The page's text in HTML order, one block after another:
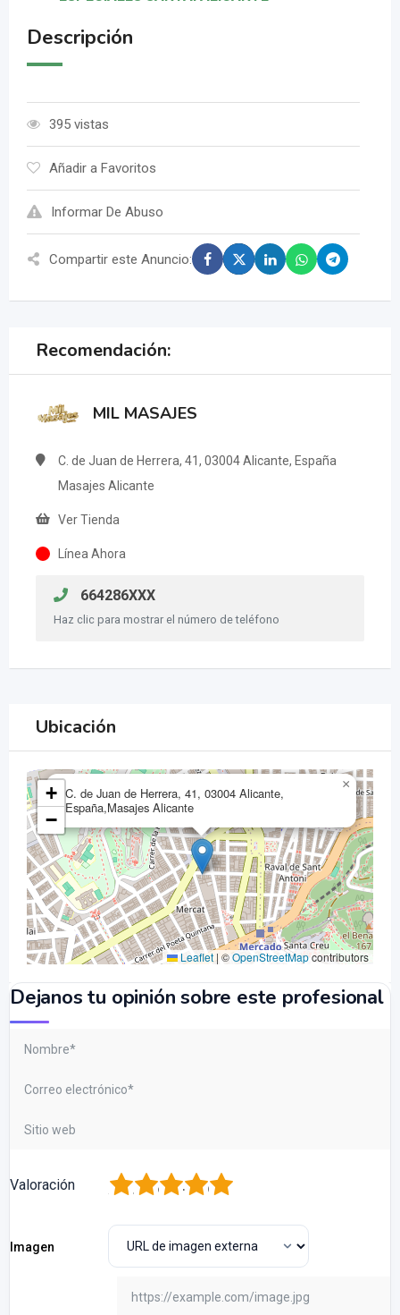
Descripción
395 vistas
Añadir a Favoritos
Informar De Abuso
Compartir este Anuncio:
Recomendación:
MIL MASAJES
C. de Juan de Herrera, 41, 03004 Alicante, España
Masajes Alicante
Ver Tienda
Línea Ahora
664286XXX
Haz clic para mostrar el número de teléfono
Ubicación
C. de Juan de Herrera, 41, 03004 Alicante,
España,Masajes Alicante
×
+
−
Leaflet | ©OpenStreetMapcontributors
Dejanos tu opinión sobre este profesional
Valoración 5
4
3
2
Imagen